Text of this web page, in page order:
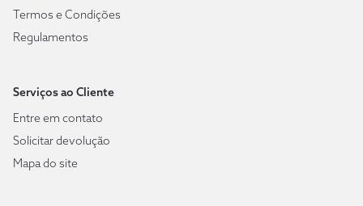
Termos e Condições
Regulamentos
Serviços ao Cliente
Entre em contato
Solicitar devolução
Mapa do site